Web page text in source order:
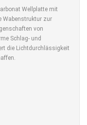
Wellplatte mit
Wabenstruktur zur
von
Schlag- und
die Lichtdurchlässigkeit